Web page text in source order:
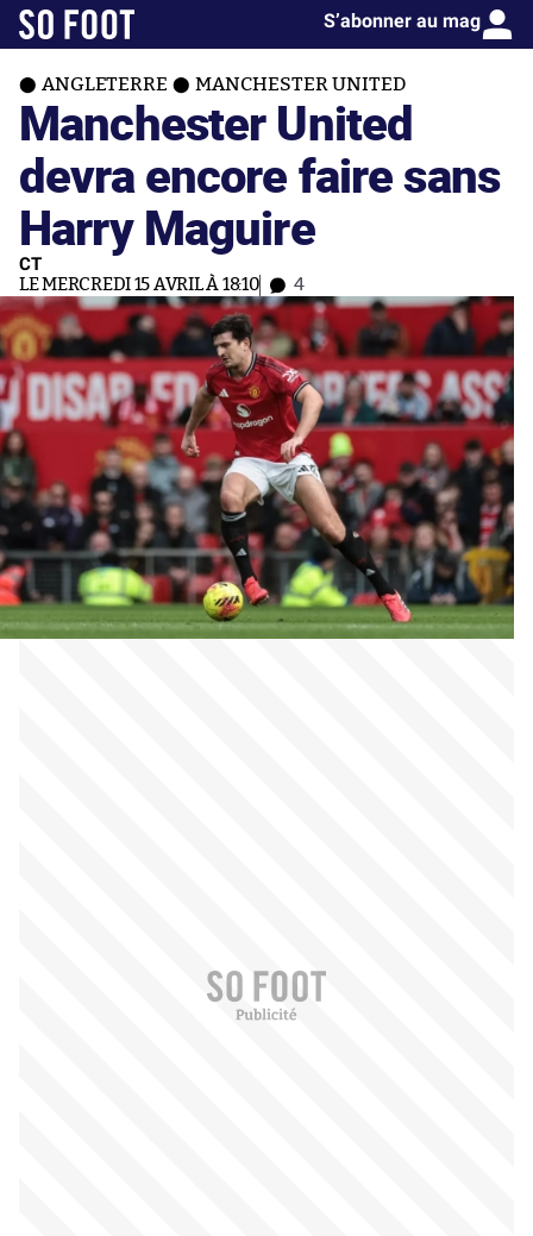
S’abonner au mag
ANGLETERRE MANCHESTER UNITED
Manchester United
devra encore faire sans
Harry Maguire
CT
LE MERCREDI 15 AVRIL À 18:10 4